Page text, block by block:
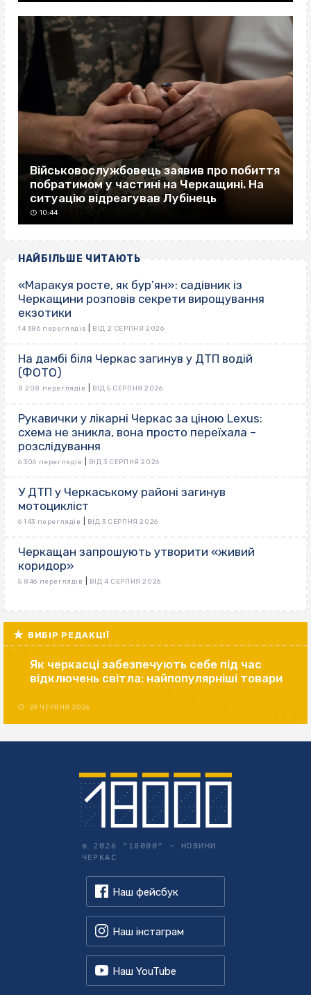
Військовослужбовець заявив про побиття
побратимом у частині на Черкащині. На
ситуацію відреагував Лубінець
10:44
НАЙБІЛЬШЕ ЧИТАЮТЬ
«Маракуя росте, як бур’ян»: садівник із
Черкащини розповів секрети вирощування
екзотики
14 386 переглядів ВІД 2 СЕРПНЯ 2026
На дамбі біля Черкас загинув у ДТП водій
(ФОТО)
8 208 переглядів ВІД 5 СЕРПНЯ 2026
Рукавички у лікарні Черкас за ціною Lexus:
схема не зникла, вона просто переїхала –
розслідування
6 306 переглядів ВІД 3 СЕРПНЯ 2026
У ДТП у Черкаському районі загинув
мотоцикліст
6 143 переглядів ВІД 3 СЕРПНЯ 2026
Черкащан запрошують утворити «живий
коридор»
5 846 переглядів ВІД 4 СЕРПНЯ 2026
ВИБІР РЕДАКЦІЇ
Як черкасці забезпечують себе під час
відключень світла: найпопулярніші товари
29 ЧЕРВНЯ 2026
© 2026 "18000" – НОВИНИ
ЧЕРКАС
Наш фейсбук
Наш інстаграм
Наш YouTube